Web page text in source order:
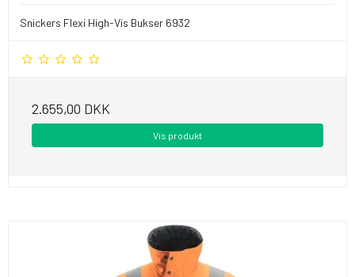
Snickers Flexi High-Vis Bukser 6932
2.655,00 DKK
Vis produkt